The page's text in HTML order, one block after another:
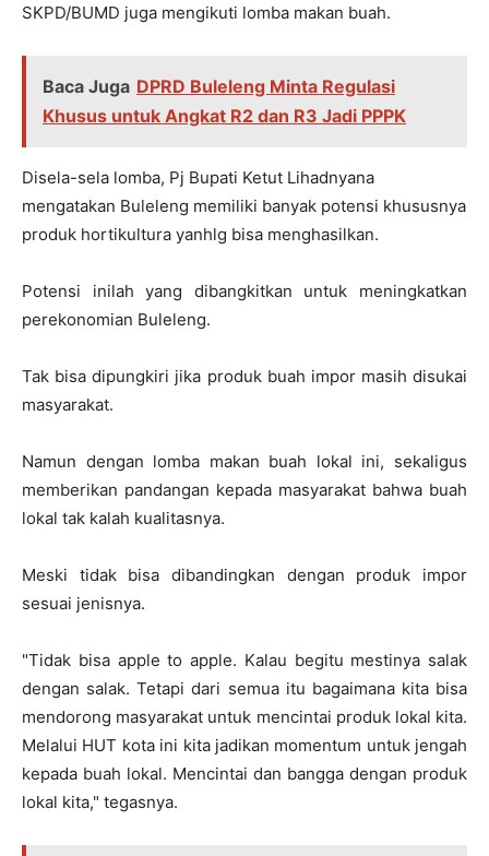
SKPD/BUMD juga mengikuti lomba makan buah.
Baca Juga DPRD Buleleng Minta Regulasi
Khusus untuk Angkat R2 dan R3 Jadi PPPK
Disela-sela lomba, Pj Bupati Ketut Lihadnyana
mengatakan Buleleng memiliki banyak potensi khususnya
produk hortikultura yanhlg bisa menghasilkan.
Potensi inilah yang dibangkitkan untuk meningkatkan
perekonomian Buleleng.
Tak bisa dipungkiri jika produk buah impor masih disukai
masyarakat.
Namun dengan lomba makan buah lokal ini, sekaligus
memberikan pandangan kepada masyarakat bahwa buah
lokal tak kalah kualitasnya.
Meski tidak bisa dibandingkan dengan produk impor
sesuai jenisnya.
"Tidak bisa apple to apple. Kalau begitu mestinya salak
dengan salak. Tetapi dari semua itu bagaimana kita bisa
mendorong masyarakat untuk mencintai produk lokal kita.
Melalui HUT kota ini kita jadikan momentum untuk jengah
kepada buah lokal. Mencintai dan bangga dengan produk
lokal kita," tegasnya.